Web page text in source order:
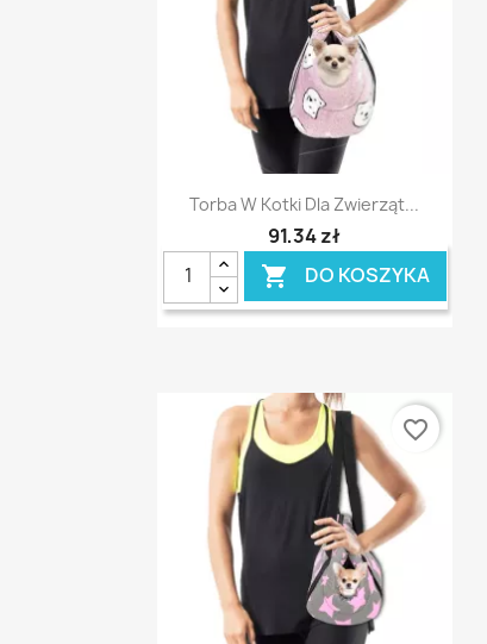
Szybki podgląd
Torba W Kotki Dla Zwierząt...
91,34 zł
 DO KOSZYKA
favorite_border